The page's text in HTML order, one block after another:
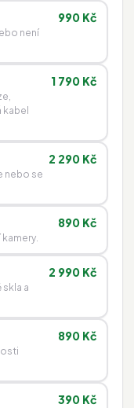
není
990 Kč
1 790 Kč
nebo se
2 290 Kč
890 Kč
a
2 990 Kč
890 Kč
390 Kč